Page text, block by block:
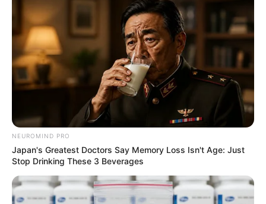
แนะนำ
ดูดวง
NEUROMIND PRO
Japan's Greatest Doctors Say Memory Loss Isn't Age: Just
Stop Drinking These 3 Beverages